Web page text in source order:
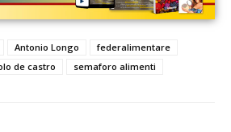
Antonio Longo
federalimentare
de castro semaforo alimenti